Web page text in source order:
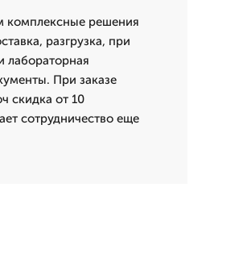
комплексные решения
разгрузка, при
лабораторная
При заказе
скидка от 10
сотрудничество еще